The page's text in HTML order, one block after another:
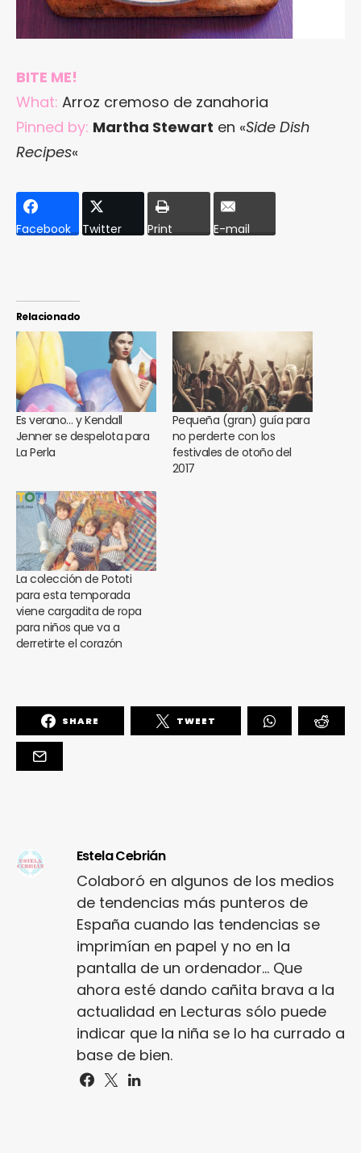
BITE ME!
What: Arroz cremoso de zanahoria
Pinned by: Martha Stewart en «Side Dish
Recipes«
Facebook Twitter Print E-mail
Relacionado
Es verano… y Kendall
Jenner se despelota para
La Perla
Pequeña (gran) guía para
no perderte con los
festivales de otoño del
2017
La colección de Pototi
para esta temporada
viene cargadita de ropa
para niños que va a
derretirte el corazón
SHARE TWEET
Estela Cebrián
Colaboró en algunos de los medios
de tendencias más punteros de
España cuando las tendencias se
imprimían en papel y no en la
pantalla de un ordenador... Que
ahora esté dando cañita brava a la
actualidad en Lecturas sólo puede
indicar que la niña se lo ha currado a
base de bien.